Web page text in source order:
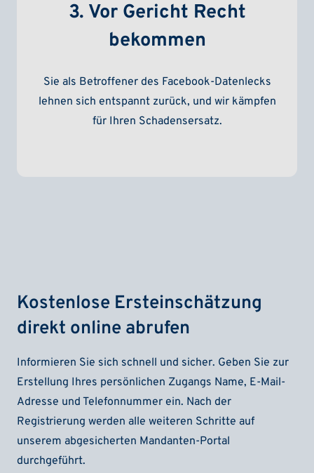
3. Vor Gericht Recht
bekommen
Sie als Betroffener des Facebook-Datenlecks
lehnen sich entspannt zurück, und wir kämpfen
für Ihren Schadensersatz.
Kostenlose Ersteinschätzung
direkt online abrufen
Informieren Sie sich schnell und sicher. Geben Sie zur
Erstellung Ihres persönlichen Zugangs Name, E-Mail-
Adresse und Telefonnummer ein. Nach der
Registrierung werden alle weiteren Schritte auf
unserem abgesicherten Mandanten-Portal
durchgeführt.